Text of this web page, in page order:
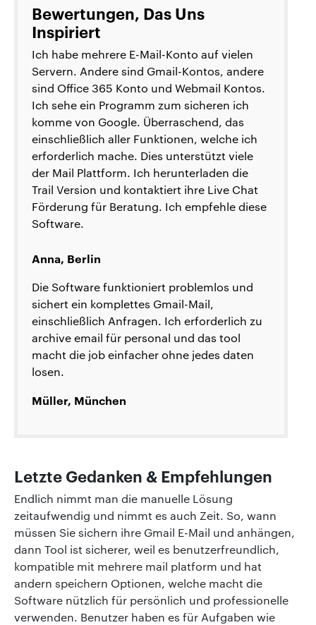
Bewertungen, Das Uns
Inspiriert
Ich habe mehrere E-Mail-Konto auf vielen
Servern. Andere sind Gmail-Kontos, andere
sind Office 365 Konto und Webmail Kontos.
Ich sehe ein Programm zum sicheren ich
komme von Google. Überraschend, das
einschließlich aller Funktionen, welche ich
erforderlich mache. Dies unterstützt viele
der Mail Plattform. Ich herunterladen die
Trail Version und kontaktiert ihre Live Chat
Förderung für Beratung. Ich empfehle diese
Software.
Anna, Berlin
Die Software funktioniert problemlos und
sichert ein komplettes Gmail-Mail,
einschließlich Anfragen. Ich erforderlich zu
archive email für personal und das tool
macht die job einfacher ohne jedes daten
losen.
Müller, München
Letzte Gedanken & Empfehlungen
Endlich nimmt man die manuelle Lösung
zeitaufwendig und nimmt es auch Zeit. So, wann
müssen Sie sichern ihre Gmail E-Mail und anhängen,
dann Tool ist sicherer, weil es benutzerfreundlich,
kompatible mit mehrere mail platform und hat
andern speichern Optionen, welche macht die
Software nützlich für persönlich und professionelle
verwenden. Benutzer haben es für Aufgaben wie